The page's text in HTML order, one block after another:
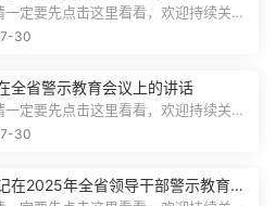
一定要先点击这里看看，欢迎持续关
板每天推送预览结束，本文...
30
全省警示教育会议上的讲话
一定要先点击这里看看，欢迎持续关
板每天推送预览结束，本文...
30
在2025年全省领导干部警示教育会